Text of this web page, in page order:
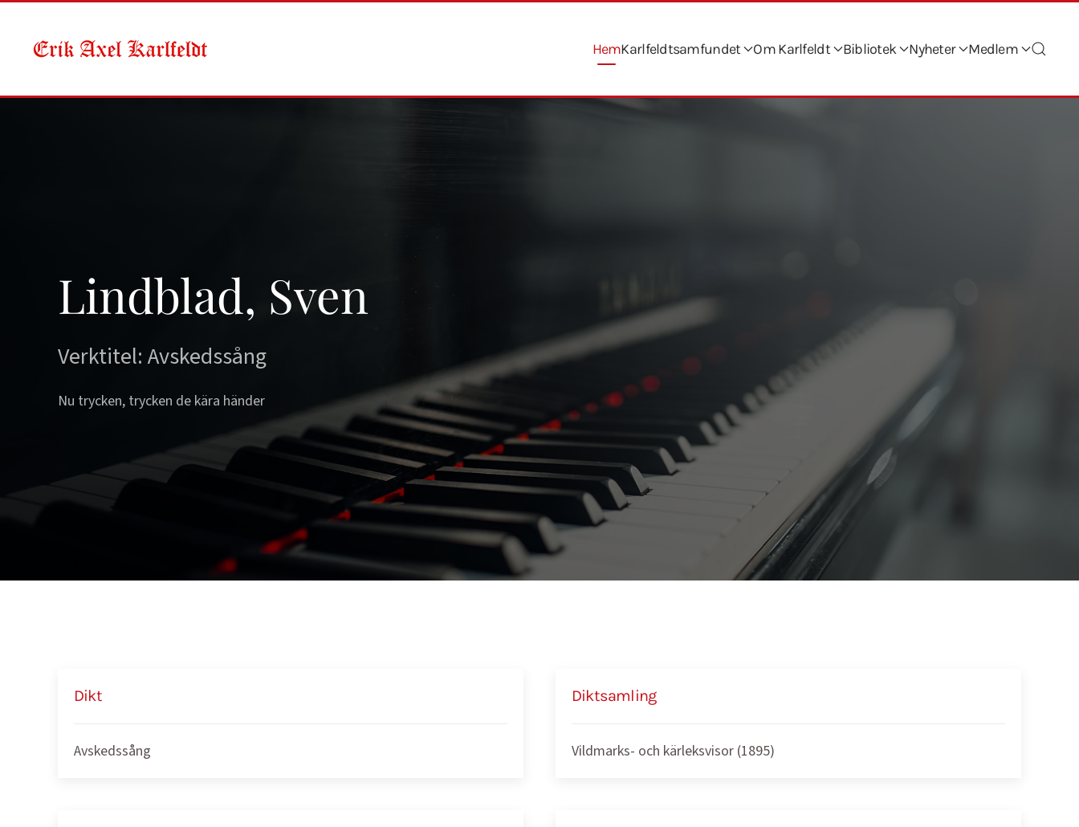
Skip to main content HemKarlfeldtsamfundet Om Karlfeldt Bibliotek Nyheter Medlem
Lindblad, Sven
Verktitel: Avskedssång
Nu trycken, trycken de kära händer
Dikt
Avskedssång
Diktsamling
Vildmarks- och kärleksvisor (1895)